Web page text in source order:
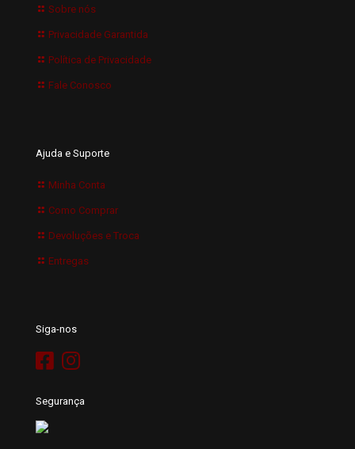
Sobre nós
Privacidade Garantida
Política de Privacidade
Fale Conosco
Ajuda e Suporte
Minha Conta
Como Comprar
Devoluções e Troca
Entregas
Siga-nos
Segurança